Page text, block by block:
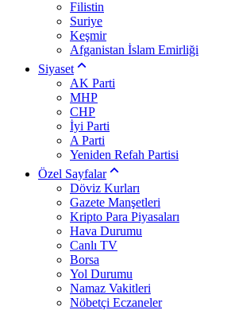
Filistin
Suriye
Keşmir
Afganistan İslam Emirliği
Siyaset
AK Parti
MHP
CHP
İyi Parti
A Parti
Yeniden Refah Partisi
Özel Sayfalar
Döviz Kurları
Gazete Manşetleri
Kripto Para Piyasaları
Hava Durumu
Canlı TV
Borsa
Yol Durumu
Namaz Vakitleri
Nöbetçi Eczaneler